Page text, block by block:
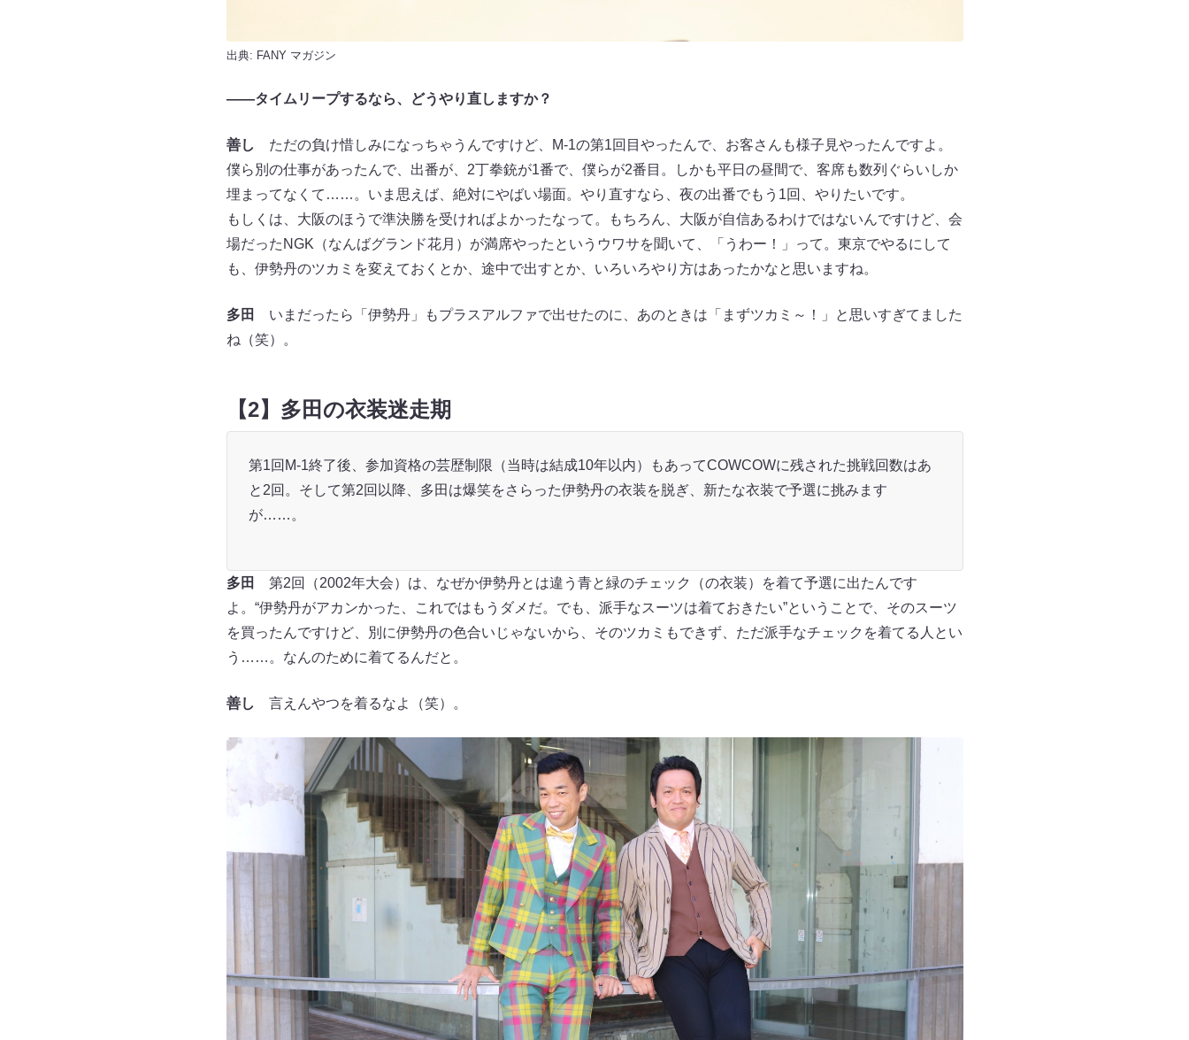
出典: FANY マガジン
――タイムリープするなら、どうやり直しますか？
善し ただの負け惜しみになっちゃうんですけど、M-1の第1回目やったんで、お客さんも様子見やったんですよ。
僕ら別の仕事があったんで、出番が、2丁拳銃が1番で、僕らが2番目。しかも平日の昼間で、客席も数列ぐらいしか
埋まってなくて……。いま思えば、絶対にやばい場面。やり直すなら、夜の出番でもう1回、やりたいです。
もしくは、大阪のほうで準決勝を受ければよかったなって。もちろん、大阪が自信あるわけではないんですけど、会
場だったNGK（なんばグランド花月）が満席やったというウワサを聞いて、「うわー！」って。東京でやるにして
も、伊勢丹のツカミを変えておくとか、途中で出すとか、いろいろやり方はあったかなと思いますね。
多田
いまだったら「伊勢丹」もプラスアルファで出せたのに、あのときは「まずツカミ～！」と思いすぎてました
ね（笑）。
【2】多田の衣装迷走期
第1回M-1終了後、参加資格の芸歴制限（当時は結成10年以内）もあってCOWCOWに残された挑戦回数はあ
と2回。そして第2回以降、多田は爆笑をさらった伊勢丹の衣装を脱ぎ、新たな衣装で予選に挑みます
が……。
多田
第2回（2002年大会）は、なぜか伊勢丹とは違う青と緑のチェック（の衣装）を着て予選に出たんです
よ。“伊勢丹がアカンかった、これではもうダメだ。でも、派手なスーツは着ておきたい”ということで、そのスーツ
を買ったんですけど、別に伊勢丹の色合いじゃないから、そのツカミもできず、ただ派手なチェックを着てる人とい
う……。なんのために着てるんだと。
善し 言えんやつを着るなよ（笑）。